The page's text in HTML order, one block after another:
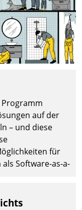
Programm
auf der
– und diese
für
Software-as-a-